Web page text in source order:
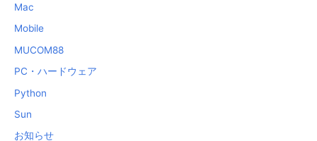
Mac
Mobile
MUCOM88
PC・ハードウェア
Python
Sun
お知らせ